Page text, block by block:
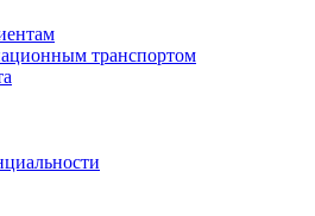
транспортом